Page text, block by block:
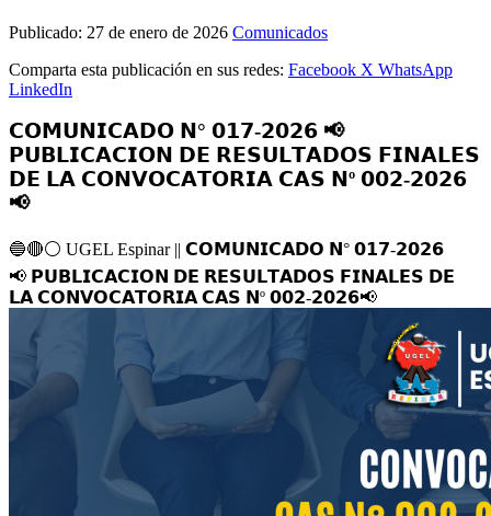
Publicado: 27 de enero de 2026 Comunicados
Comparta esta publicación en sus redes: Facebook X WhatsApp
LinkedIn
𝗖𝗢𝗠𝗨𝗡𝗜𝗖𝗔𝗗𝗢 𝗡° 𝟬𝟭𝟳-𝟮𝟬𝟮𝟲 📢
𝗣𝗨𝗕𝗟𝗜𝗖𝗔𝗖𝗜𝗢𝗡 𝗗𝗘 𝗥𝗘𝗦𝗨𝗟𝗧𝗔𝗗𝗢𝗦 𝗙𝗜𝗡𝗔𝗟𝗘𝗦
𝗗𝗘 𝗟𝗔 𝗖𝗢𝗡𝗩𝗢𝗖𝗔𝗧𝗢𝗥𝗜𝗔 𝗖𝗔𝗦 𝗡º 𝟬𝟬𝟮-𝟮𝟬𝟮𝟲
📢
🔵🔴⚪️ UGEL Espinar || 𝗖𝗢𝗠𝗨𝗡𝗜𝗖𝗔𝗗𝗢 𝗡° 𝟬𝟭𝟳-𝟮𝟬𝟮𝟲
📢 𝗣𝗨𝗕𝗟𝗜𝗖𝗔𝗖𝗜𝗢𝗡 𝗗𝗘 𝗥𝗘𝗦𝗨𝗟𝗧𝗔𝗗𝗢𝗦 𝗙𝗜𝗡𝗔𝗟𝗘𝗦 𝗗𝗘
𝗟𝗔 𝗖𝗢𝗡𝗩𝗢𝗖𝗔𝗧𝗢𝗥𝗜𝗔 𝗖𝗔𝗦 𝗡º 𝟬𝟬𝟮-𝟮𝟬𝟮𝟲📢